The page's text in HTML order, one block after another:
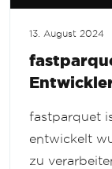
13. August 2024
fastparquet
entwickelt
zu